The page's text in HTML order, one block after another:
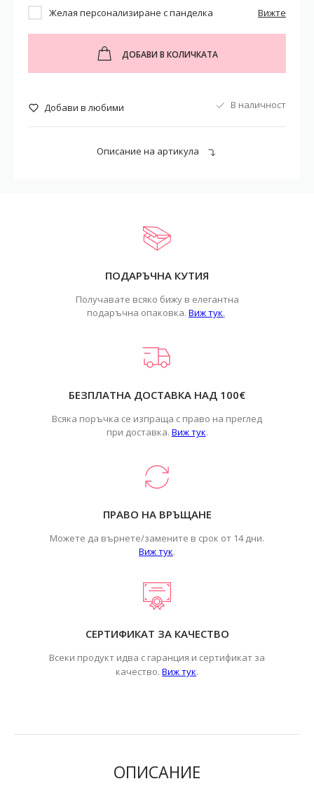
Желая персонализиране с панделка Вижте
ДОБАВИ В КОЛИЧКАТА
Добави в любими В наличност
Описание на артикула
ПОДАРЪЧНА КУТИЯ
Получавате всяко бижу в елегантна
подаръчна опаковка. Виж тук.
БЕЗПЛАТНА ДОСТАВКА НАД 100€
Всяка поръчка се изпраща с право на преглед
при доставка. Виж тук.
ПРАВО НА ВРЪЩАНЕ
Можете да върнете/замените в срок от 14 дни.
Виж тук.
СЕРТИФИКАТ ЗА КАЧЕСТВО
Всеки продукт идва с гаранция и сертификат за
качество. Виж тук.
ОПИСАНИЕ